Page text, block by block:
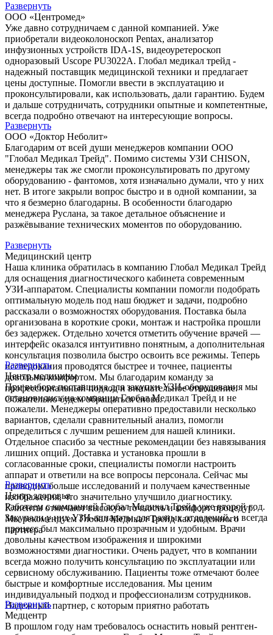
Развернуть
ООО «Центромед»
Уже давно сотрудничаем с данной компанией. Уже
приобретали видеоколоноскоп Pentax, анализатор
инфузионных устройств IDA-1S, видеоуретероскоп
одноразовый Uscope PU3022A. Глобал медикал трейд -
надежный поставщик медицинской техники и предлагает
цены доступные. Помогли ввести в эксплуатацию и
проконсультировали, как использовать, дали гарантию. Будем
и дальше сотрудничать, сотрудники опытные и компетентные,
всегда подробно отвечают на интересующие вопросы.
Развернуть
ООО «Доктор Неболит»
Благодарим от всей души менеджеров компании ООО
"Глобал Медикал Трейд". Помимо системы УЗИ CHISON,
менеджеры так же смогли проконсультировать по другому
оборудованию - фантомов, хотя изначально думали, что у них
нет. В итоге закрыли вопрос быстро и в одной компании, за
что я безмерно благодарны. В особенности благодарю
менеджера Руслана, за такое детальное объяснение и
разжёвывание технических моментов по оборудованию.
Развернуть
Медицинский центр
Наша клиника обратилась в компанию Глобал Медикал Трейд
для оснащения диагностического кабинета современным
УЗИ-аппаратом. Специалисты компании помогли подобрать
оптимальную модель под наш бюджет и задачи, подробно
рассказали о возможностях оборудования. Поставка была
организована в короткие сроки, монтаж и настройка прошли
без задержек. Отдельно хочется отметить обучение врачей —
интерфейс оказался интуитивно понятным, а дополнительная
консультация позволила быстро освоить все режимы. Теперь
исследования проводятся быстрее и точнее, пациенты
довольны комфортом. Мы благодарим команду за
профессиональный подход и внимательное отношение.
Обязательно будем обращаться снова.
Развернуть
Центр медицины
При выборе поставщика для закупки УЗИ-оборудования мы
остановились на компании Глобал Медикал Трейд и не
пожалели. Менеджеры оперативно предоставили несколько
вариантов, сделали сравнительный анализ, помогли
определиться с лучшим решением для нашей клиники.
Отдельное спасибо за честные рекомендации без навязывания
лишних опций. Доставка и установка прошли в
согласованные сроки, специалисты помогли настроить
аппарат и ответили на все вопросы персонала. Сейчас мы
проводим больше исследований и получаем качественные
изображения, что значительно улучшило диагностику.
Клиенты отмечают высокую точность и комфорт процедур.
Мы рекомендуем Глобал Медикал Трейд как надежного
партнера
Развернуть
Центр здоровья
Работаем с компанией Глобал Медикал Трейд уже второй год.
Закупали у них УЗИ-аппараты для разных отделений, и всегда
процесс был максимально прозрачным и удобным. Врачи
довольны качеством изображения и широкими
возможностями диагностики. Очень радует, что в компании
всегда можно получить консультацию по эксплуатации или
сервисному обслуживанию. Пациенты тоже отмечают более
быстрые и комфортные исследования. Мы ценим
индивидуальный подход и профессионализм сотрудников.
Надежный партнер, с которым приятно работать
Развернуть
Медцентр
В прошлом году нам требовалось оснастить новый рентген-